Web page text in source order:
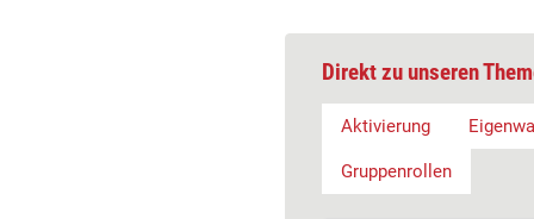
Direkt zu unseren
Aktivierung
Gruppenrollen